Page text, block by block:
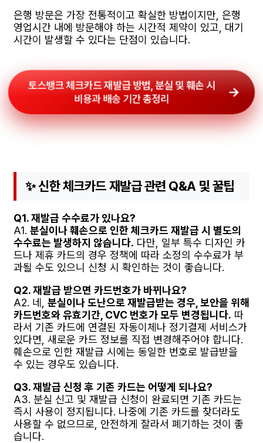
은행 방문은 가장 전통적이고 확실한 방법이지만, 은행
영업시간 내에 방문해야 하는 시간적 제약이 있고, 대기
시간이 발생할 수 있다는 단점이 있습니다.
토스뱅크 체크카드 재발급 방법, 분실 및 훼손 시
비용과 배송 기간 총정리
✨ 신한 체크카드 재발급 관련 Q&A 및 꿀팁
Q1. 재발급 수수료가 있나요?
A1. 분실이나 훼손으로 인한 체크카드 재발급 시 별도의
수수료는 발생하지 않습니다. 다만, 일부 특수 디자인 카
드나 제휴 카드의 경우 정책에 따라 소정의 수수료가 부
과될 수도 있으니 신청 시 확인하는 것이 좋습니다.
Q2. 재발급 받으면 카드번호가 바뀌나요?
A2. 네, 분실이나 도난으로 재발급받는 경우, 보안을 위해
카드번호와 유효기간, CVC 번호가 모두 변경됩니다. 따
라서 기존 카드에 연결된 자동이체나 정기결제 서비스가
있다면, 새로운 카드 정보를 직접 변경해주어야 합니다.
훼손으로 인한 재발급 시에는 동일한 번호로 발급받을
수 있는 경우도 있습니다.
Q3. 재발급 신청 후 기존 카드는 어떻게 되나요?
A3. 분실 신고 및 재발급 신청이 완료되면 기존 카드는
즉시 사용이 정지됩니다. 나중에 기존 카드를 찾더라도
사용할 수 없으므로, 안전하게 잘라서 폐기하는 것이 좋
습니다.